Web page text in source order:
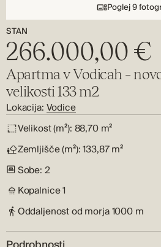
Poglej 9
STAN
266.000,00 €
Apartma v Vodicah –
velikosti 133 m2
Lokacija: Vodice
Velikost (m²): 88,70 m²
Zemljišče (m²):133,87 m²
Sobe: 2
Kopalnice1
Oddaljenost od morja1000 m